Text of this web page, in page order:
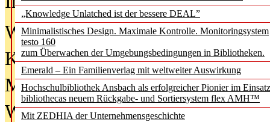
„Knowledge Unlatched ist der bessere DEAL”
Minimalistisches Design. Maximale Kontrolle. Monitoringsystem
testo 160
zum Überwachen der Umgebungsbedingungen in Bibliotheken.
Emerald – Ein Familienverlag mit weltweiter Auswirkung
Hochschulbibliothek Ansbach als erfolgreicher Pionier im
bibliothecas neuem Rückgabe- und Sortiersystem flex AMH™
Mit ZEDHIA der Unternehmensgeschichte
Was Hochschul­bibliotheken von
Kinder in der digitalen Welt
Metadaten als Infrastruktur
Wenn Bots katalogisieren